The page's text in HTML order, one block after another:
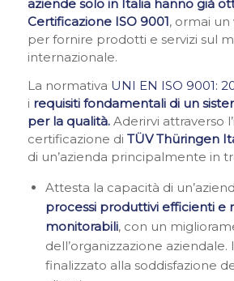
aziende solo in Italia hanno già
Certificazione ISO 9001, ormai
per fornire prodotti e servizi sul
internazionale.
La normativa UNI EN ISO 9001:
i requisiti fondamentali di un
per la qualità. Aderirvi attraverso
certificazione di TÜV Thüringen
di un’azienda principalmente in
Attesta la capacità di
processi produttivi efficienti e
monitorabili, con un
dell’organizzazione
finalizzato alla soddisfazione